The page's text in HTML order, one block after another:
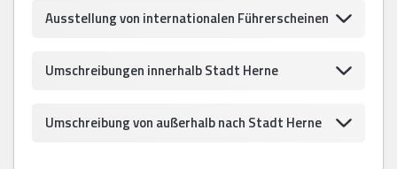
Ausstellung von internationalen Führerscheinen
Umschreibungen innerhalb Stadt Herne
Umschreibung von außerhalb nach Stadt Herne